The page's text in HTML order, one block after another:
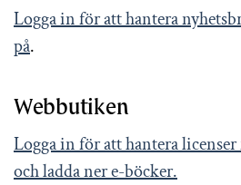
Logga in för att hantera
på.
Webbutiken
Logga in för att hantera
och ladda ner e-böcker.